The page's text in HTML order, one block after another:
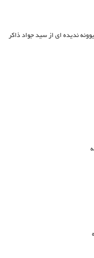
ندیده ای از سید جواد ذاکر